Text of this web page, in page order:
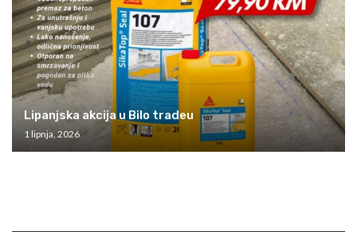
Lipanjska akcija u Bilo tradeu
1 lipnja, 2026